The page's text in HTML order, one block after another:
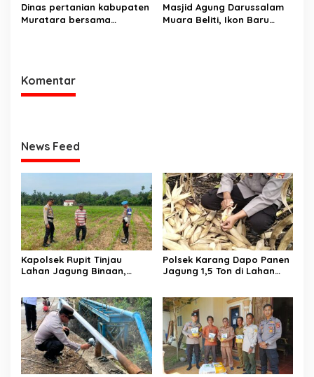
Dinas pertanian kabupaten
Muratara bersama
Masjid Agung Darussalam
Muara Beliti, Ikon Baru
Komentar
News Feed
Kapolsek Rupit Tinjau
Lahan Jagung Binaan,
Batu Gajah
Polsek Karang Dapo Panen
Jagung 1,5 Ton di Lahan